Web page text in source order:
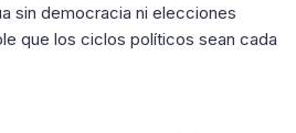
sin democracia ni elecciones
que los ciclos políticos sean cada